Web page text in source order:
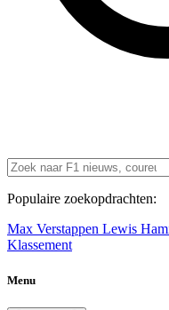
Populaire zoekopdrachten:
Max Verstappen Lewis
Klassement
Menu